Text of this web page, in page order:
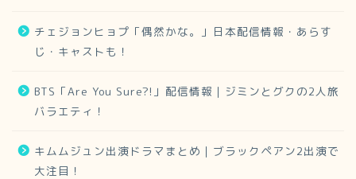
チェジョンヒョプ「偶然かな。」日本配信情報・あらす
じ・キャストも！
BTS「Are You Sure?!」配信情報｜ジミンとグクの2人旅
バラエティ！
キムムジュン出演ドラマまとめ｜ブラックペアン2出演で
大注目！